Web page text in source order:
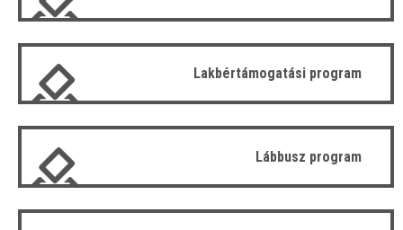
Lakbértámogatási program
Lábbusz program